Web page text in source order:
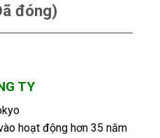
đóng)
TY
hoạt động hơn 35 năm